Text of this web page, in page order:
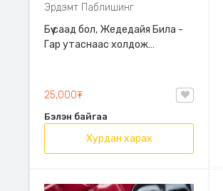
Эрдэмт Паблишинг
Бүү саад бол, Жедедайя Била -
Гар утаснаас холдож
9789919235192
25,000₮
Бэлэн байгаа
Хурдан харах